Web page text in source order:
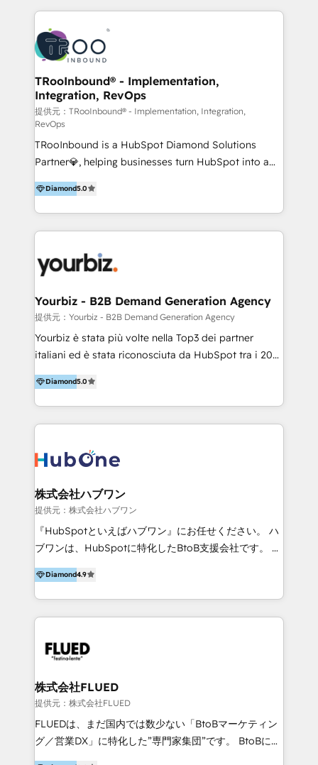
LATAM 2025 🏆 Impulsamos crecimiento con CRM +
IA en múltiples industrias. 👉 ¿Listo para transformar
multidisciplinario de alto rendimiento, con
conocimiento y experiencia enfocado en: 1.
Optimizar la eficiencia operativa de nuestros
clientes 2. Mejorar la experiencia del cliente 3.
Asegurar resultados medibles Nos especializamos
en bancos, seguros, e-commerce, Desarrolladores
Inmobiliarios y Empresas Distribuidoras de
Productos
TRooInbound® - Implementation,
Integration, RevOps
提供元：TRooInbound® - Implementation, Integration,
RevOps
TRooInbound is a HubSpot Diamond Solutions
Partner💎, helping businesses turn HubSpot into a
scalable growth engine. We work with startups, mid-
market, and enterprise teams to maximize
HubSpot’s full potential through: 💎HubSpot Audits,
Management & Optimization 💎RevOps-powered
Brand Development, Growth Strategy, AI SEO &
Performance Marketing 💎Data Migration & Custom
Integrations 💎Go-To-Market (GTM) Strategies &
Account-Based Marketing 💎CMS Development &
Conversion-Focused Websites With a 5.0⭐average
rating and 140+ verified client reviews on the
businesses globally for consistent delivery and high
client satisfaction. With deep HubSpot expertise and
your business with a proven and reliable HubSpot
Diamond Partner? 👉Connect with TRooInbound
today (https://www.trooinbound.com/contact-us)
Diamond5.0
Yourbiz - B2B Demand Generation Agency
提供元：Yourbiz - B2B Demand Generation Agency
Yourbiz è stata più volte nella Top3 dei partner
italiani ed è stata riconosciuta da HubSpot tra i 20
migliori partner EMEA per la gestione del cliente.
Stiamo accompagnando oltre 100 aziende nella
digitalizzazione e ottimizzazione dei processi di
marketing e vendita. Il nostro metodo DAM è stato
mappatura dei canali di acquisizione dei contatti e
HubSpot come fornitore ufficiale per le integrazioni
tra il CRM e altri sistemi aziendali, tra cui SAP,
AS400, TeamSystem. HubSpot ci ha riconosciuto
come formatori ufficiali per l'adozione del CRM in
50% più alto tra i nostri clienti rispetto le altre
aziende. Lavoriamo con aziende B2B tra i 5 e i 35
massimizzare il ritorno sugli investimenti.
Diamond5.0
株式会社ハブワン
提供元：株式会社ハブワン
『HubSpotといえばハブワン』にお任せください。 ハ
ブワンは、HubSpotに特化したBtoB支援会社です。 ノ
ーコードCMS構築、CRM／MA／SFAの設計・運用、他
システムAPI連携・開発、営業定着支援、カスタマーサ
クセス体制の設計まで、ワンストップ完結できる支援体
制を整えています。 HubSpotの導入支援だけでなく、
ナリオ設計まで含めてご提案。「導入して終わり」では
と。それが、ハブワンのスタンスです。 また、
HubSpotはもちろん、ferret One、WordPress、
Movable Type（Power CMS）などの各種CMSを活用
し、延べ100社以上のBtoB企業のサイト制作経験をもと
Diamond4.9
株式会社FLUED
提供元：株式会社FLUED
FLUEDは、まだ国内では数少ない「BtoBマーケティン
グ／営業DX」に特化した”専門家集団”です。 BtoBに特
化し、WEB制作や広告運用などのオンライン施策か